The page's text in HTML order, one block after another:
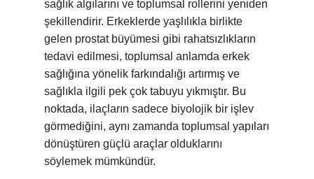
sağlık algılarını ve toplumsal rollerini yeniden
şekillendirir. Erkeklerde yaşlılıkla birlikte
gelen prostat büyümesi gibi rahatsızlıkların
tedavi edilmesi, toplumsal anlamda erkek
sağlığına yönelik farkındalığı artırmış ve
sağlıkla ilgili pek çok tabuyu yıkmıştır. Bu
noktada, ilaçların sadece biyolojik bir işlev
görmediğini, aynı zamanda toplumsal yapıları
dönüştüren güçlü araçlar olduklarını
söylemek mümkündür.